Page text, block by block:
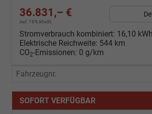
36.831,– €
incl. 19% MwSt.
Stromverbrauch kombiniert: 16,10
Elektrische Reichweite: 544 km
CO2-Emissionen: 0 g/km
Fahrzeugnr.
SOFORT VERFÜGBAR